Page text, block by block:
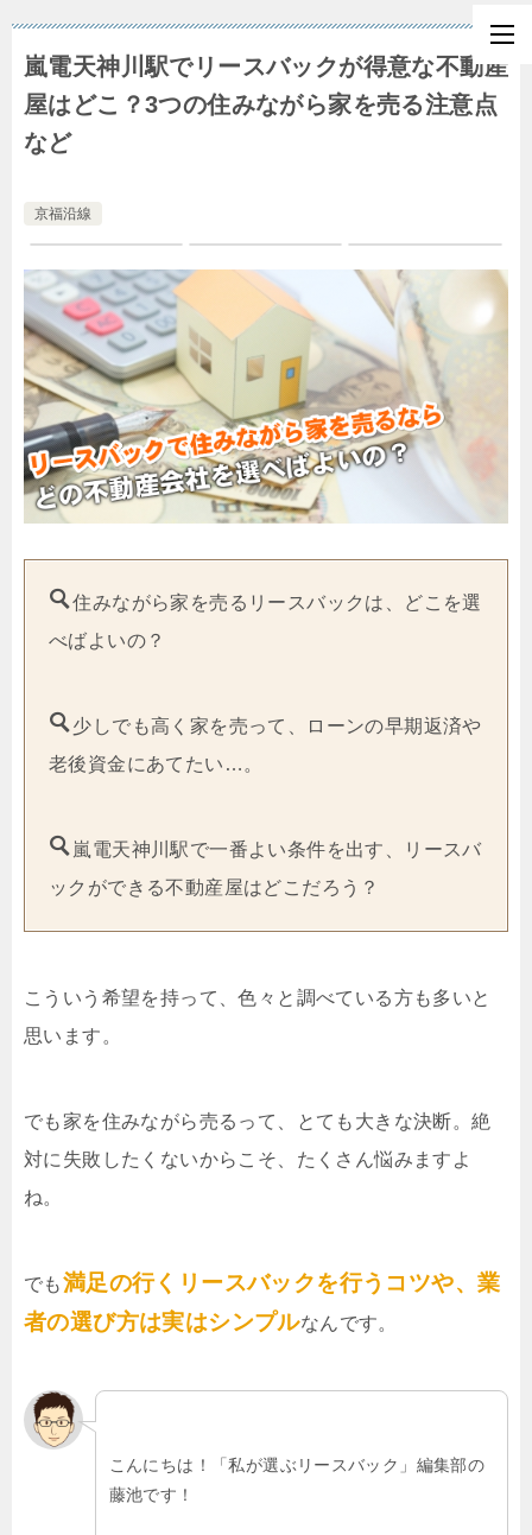
嵐電天神川駅でリースバックが得意な不動産
屋はどこ？3つの住みながら家を売る注意点
など
京福沿線
住みながら家を売るリースバックは、どこを選
べばよいの？
少しでも高く家を売って、ローンの早期返済や
老後資金にあてたい…。
嵐電天神川駅で一番よい条件を出す、リースバ
ックができる不動産屋はどこだろう？
こういう希望を持って、色々と調べている方も多いと
思います。
でも家を住みながら売るって、とても大きな決断。絶
対に失敗したくないからこそ、たくさん悩みますよ
ね。
でも満足の行くリースバックを行うコツや、業
者の選び方は実はシンプルなんです。
こんにちは！「私が選ぶリースバック」編集部の
藤池です！